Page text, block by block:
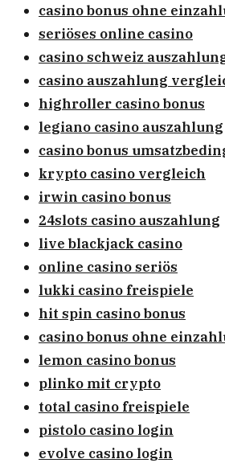
casino bonus ohne
seriöses online casino
casino schweiz
casino auszahlung
highroller casino bonus
legiano casino auszahlung
casino bonus
krypto casino vergleich
irwin casino bonus
24slots casino auszahlung
live blackjack casino
online casino seriös
lukki casino freispiele
hit spin casino bonus
casino bonus ohne
lemon casino bonus
plinko mit crypto
total casino freispiele
pistolo casino login
evolve casino login